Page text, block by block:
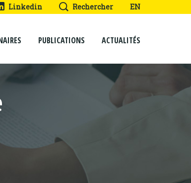
Linkedin Rechercher EN
PUBLICATIONS ACTUALITÉS